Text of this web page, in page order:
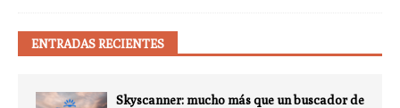
ENTRADAS RECIENTES
Skyscanner: mucho más que un buscador de